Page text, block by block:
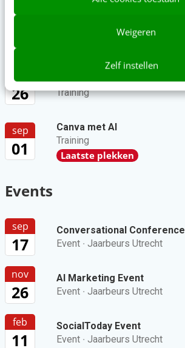
Weigeren
Zelf instellen
aug
Online mastercourse
26
Content repurposing
Training
sep
01
Canva met AI
Training
Laatste plekken
Events
sep
17
Conversational Conference
Event · Jaarbeurs Utrecht
nov
26
AI Marketing Event
Event · Jaarbeurs Utrecht
feb
11
SocialToday Event
Event · Jaarbeurs Utrecht